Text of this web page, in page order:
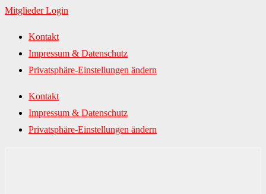
Mitglieder Login
Kontakt
Impressum & Datenschutz
Privatsphäre-Einstellungen ändern
Kontakt
Impressum & Datenschutz
Privatsphäre-Einstellungen ändern